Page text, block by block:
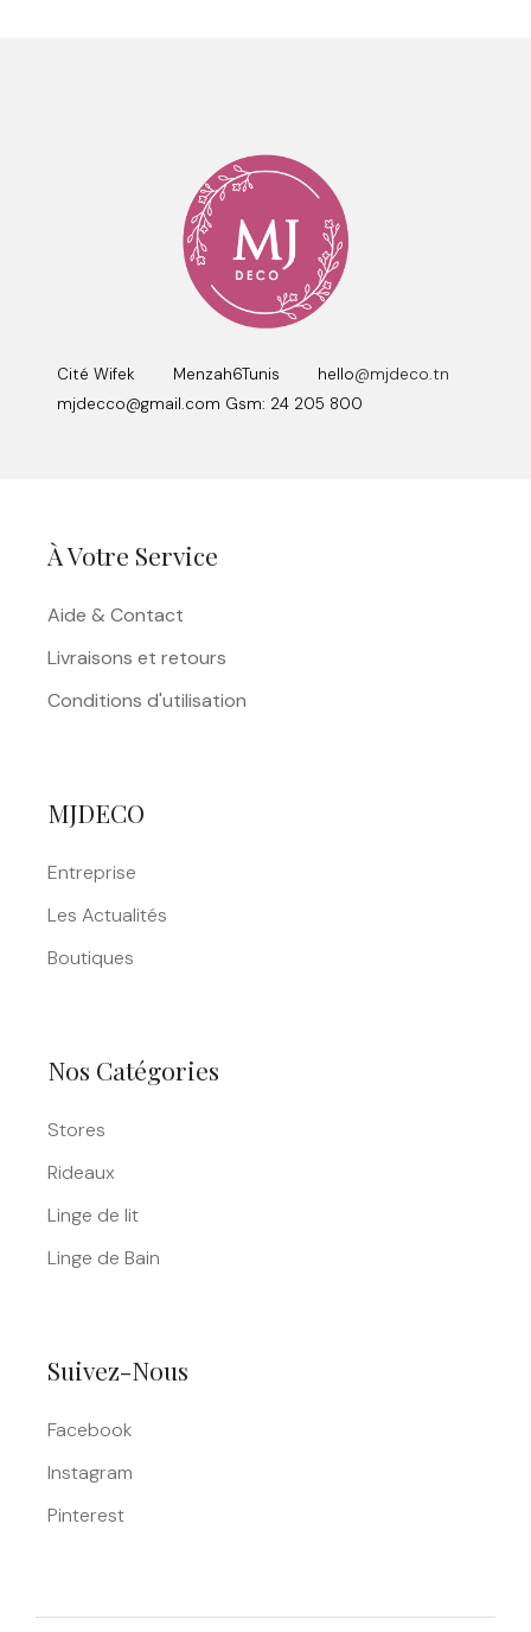
Cité Wifek Menzah6Tunis hello@mjdeco.tn
mjdecco@gmail.com Gsm: 24 205 800
À Votre Service
Aide & Contact
Livraisons et retours
Conditions d'utilisation
MJDECO
Entreprise
Les Actualités
Boutiques
Nos Catégories
Stores
Rideaux
Linge de lit
Linge de Bain
Suivez-Nous
Facebook
Instagram
Pinterest